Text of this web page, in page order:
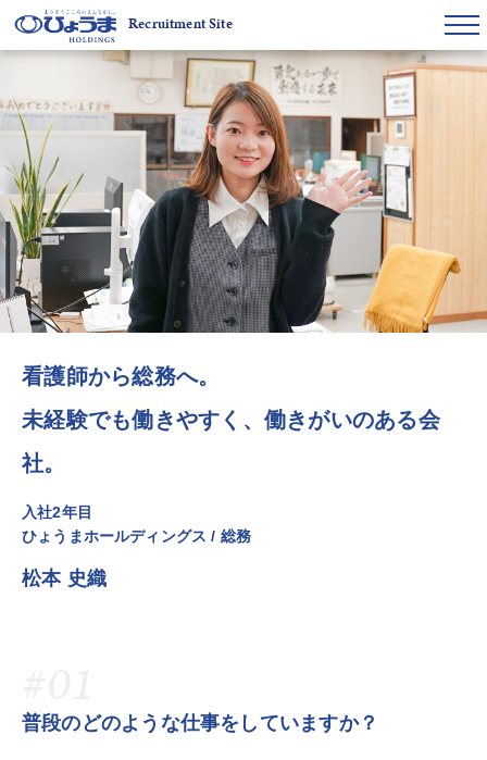
Recruitment Site
看護師から総務へ。
未経験でも働きやすく、働きがいのある会
社。
入社2年目
ひょうまホールディングス / 総務
松本 史織
普段のどのような仕事をしていますか？